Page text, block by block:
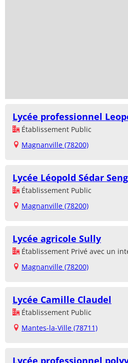
Lycée professionnel
Établissement Public
Magnanville (78200)
Lycée Léopold Sédar
Établissement Public
Magnanville (78200)
Lycée agricole Sully
Établissement Privé avec un
Magnanville (78200)
Lycée Camille Claudel
Établissement Public
Mantes-la-Ville (78711)